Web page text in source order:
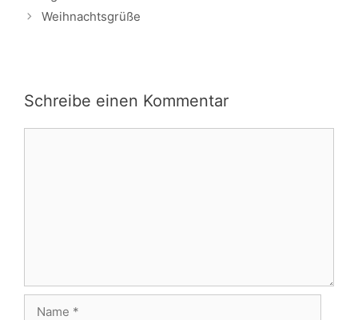
Weihnachtsgrüße
Schreibe einen Kommentar